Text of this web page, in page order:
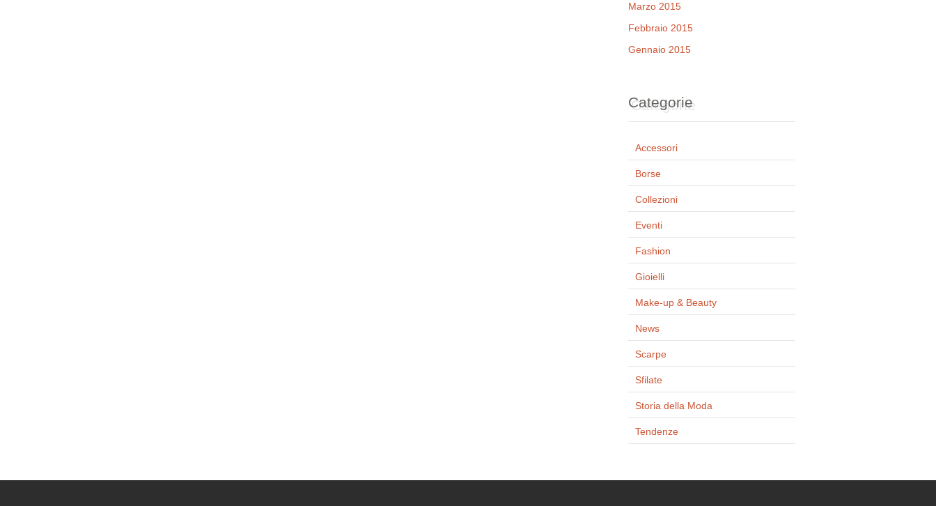
Marzo 2015
Febbraio 2015
Gennaio 2015
Categorie
Accessori
Borse
Collezioni
Eventi
Fashion
Gioielli
Make-up & Beauty
News
Scarpe
Sfilate
Storia della Moda
Tendenze